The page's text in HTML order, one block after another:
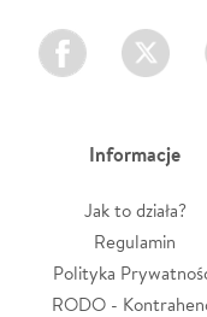
Facebook Twitter
Informacje
Jak to działa?
Regulamin
Polityka
RODO -